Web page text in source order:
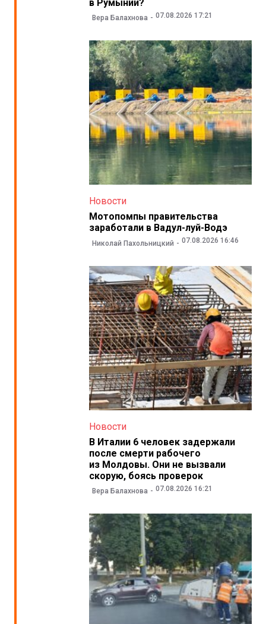
в Румынии?
Вера Балахнова 07.08.2026 17:21
Новости
Мотопомпы правительства
заработали в Вадул-луй-Водэ
Николай Пахольницкий 07.08.2026 16:46
Новости
В Италии 6 человек задержали
после смерти рабочего
из Молдовы. Они не вызвали
скорую, боясь проверок
Вера Балахнова 07.08.2026 16:21